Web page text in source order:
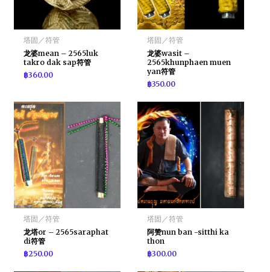
塔固／符管
龙婆mean – 2565luk
takro dak sap符管
฿360.00
塔固／符管
龙婆wasit –
2565khunphaen muen
yan符管
฿350.00
塔固／符管
龙塔or – 2565saraphat
di符管
฿250.00
塔固／符管
阿赞nun ban -sitthi ka
thon
฿300.00